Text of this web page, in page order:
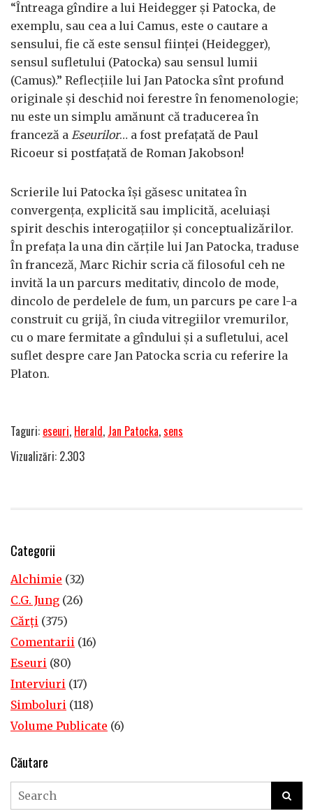
“Întreaga gîndire a lui Heidegger și Patocka, de
exemplu, sau cea a lui Camus, este o cautare a
sensului, fie că este sensul ființei (Heidegger),
sensul sufletului (Patocka) sau sensul lumii
(Camus).” Reflecțiile lui Jan Patocka sînt profund
originale și deschid noi ferestre în fenomenologie;
nu este un simplu amănunt că traducerea în
franceză a Eseurilor… a fost prefațată de Paul
Ricoeur si postfațată de Roman Jakobson!
Scrierile lui Patocka își găsesc unitatea în
convergența, explicită sau implicită, aceluiași
spirit deschis interogațiilor și conceptualizărilor.
În prefața la una din cărțile lui Jan Patocka, traduse
în franceză, Marc Richir scria că filosoful ceh ne
invită la un parcurs meditativ, dincolo de mode,
dincolo de perdelele de fum, un parcurs pe care l-a
construit cu grijă, în ciuda vitregiilor vremurilor,
cu o mare fermitate a gîndului și a sufletului, acel
suflet despre care Jan Patocka scria cu referire la
Platon.
Taguri: eseuri, Herald, Jan Patocka,sens
Vizualizări: 2.303
Categorii
Alchimie (32)
C.G. Jung (26)
Cărţi (375)
Comentarii (16)
Eseuri (80)
Interviuri (17)
Simboluri (118)
Volume Publicate (6)
Căutare